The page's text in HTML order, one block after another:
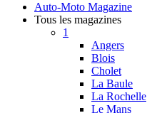
Auto-Moto Magazine
Tous les magazines
1
Angers
Blois
Cholet
La Baule
La Rochelle
Le Mans